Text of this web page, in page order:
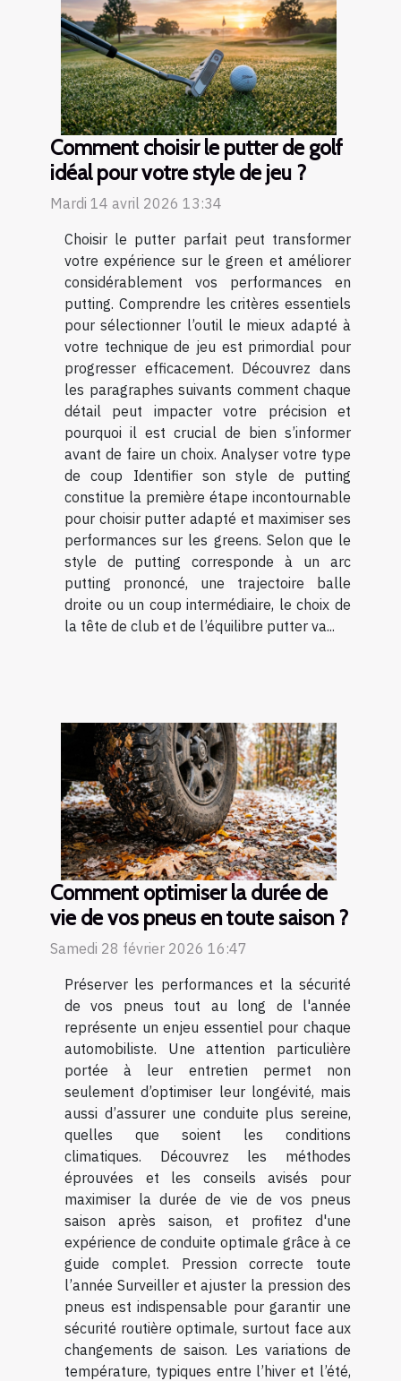
Comment choisir le putter de golf
idéal pour votre style de jeu ?
Mardi 14 avril 2026 13:34
Choisir le putter parfait peut transformer
votre expérience sur le green et améliorer
considérablement vos performances en
putting. Comprendre les critères essentiels
pour sélectionner l’outil le mieux adapté à
votre technique de jeu est primordial pour
progresser efficacement. Découvrez dans
les paragraphes suivants comment chaque
détail peut impacter votre précision et
pourquoi il est crucial de bien s’informer
avant de faire un choix. Analyser votre type
de coup Identifier son style de putting
constitue la première étape incontournable
pour choisir putter adapté et maximiser ses
performances sur les greens. Selon que le
style de putting corresponde à un arc
putting prononcé, une trajectoire balle
droite ou un coup intermédiaire, le choix de
la tête de club et de l’équilibre putter va...
Comment optimiser la durée de
vie de vos pneus en toute saison ?
Samedi 28 février 2026 16:47
Préserver les performances et la sécurité
de vos pneus tout au long de l'année
représente un enjeu essentiel pour chaque
automobiliste. Une attention particulière
portée à leur entretien permet non
seulement d’optimiser leur longévité, mais
aussi d’assurer une conduite plus sereine,
quelles que soient les conditions
climatiques. Découvrez les méthodes
éprouvées et les conseils avisés pour
maximiser la durée de vie de vos pneus
saison après saison, et profitez d'une
expérience de conduite optimale grâce à ce
guide complet. Pression correcte toute
l’année Surveiller et ajuster la pression des
pneus est indispensable pour garantir une
sécurité routière optimale, surtout face aux
changements de saison. Les variations de
température, typiques entre l’hiver et l’été,